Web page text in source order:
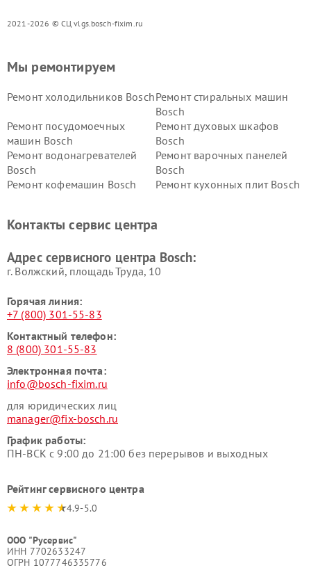
2021-2026 © СЦ vlgs.bosch-fixim.ru
Мы ремонтируем
Ремонт холодильников BoschРемонт стиральных машин
Bosch
Ремонт посудомоечных
машин Bosch
Ремонт духовых шкафов
Bosch
Ремонт водонагревателей
Bosch
Ремонт варочных панелей
Bosch
Ремонт кофемашин Bosch
Ремонт кухонных плит Bosch
Ремонт сушильных автоматовРемонт морозильных камер
Контакты сервис центра
Адрес сервисного центра Bosch:
г. Волжский, площадь Труда, 10
Горячая линия:
+7 (800) 301-55-83
Контактный телефон:
8 (800) 301-55-83
Электронная почта:
info@bosch-fixim.ru
для юридических лиц
manager@fix-bosch.ru
График работы:
ПН-ВСК с 9:00 до 21:00 без перерывов и выходных
Рейтинг сервисного центра
4.9-5.0
ООО "Русервис"
ИНН 7702633247
ОГРН 1077746335776